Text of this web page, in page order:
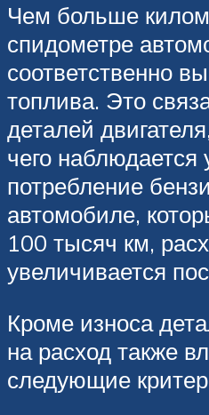
Чем больше
спидометре
соответственно
топлива. Это
деталей
чего наблюдается
потребление
автомобиле,
100 тысяч км,
увеличивается
Кроме износа
на расход также
следующие